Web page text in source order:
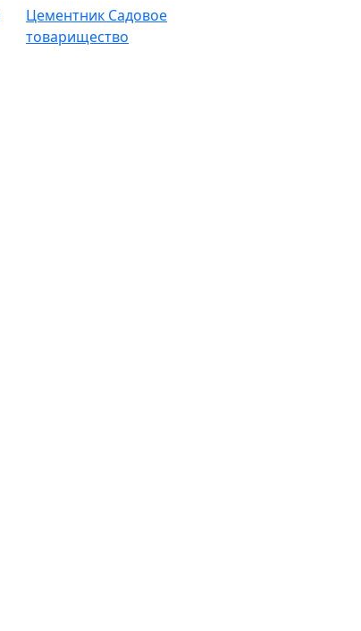
Цементник Садовое
товарищество